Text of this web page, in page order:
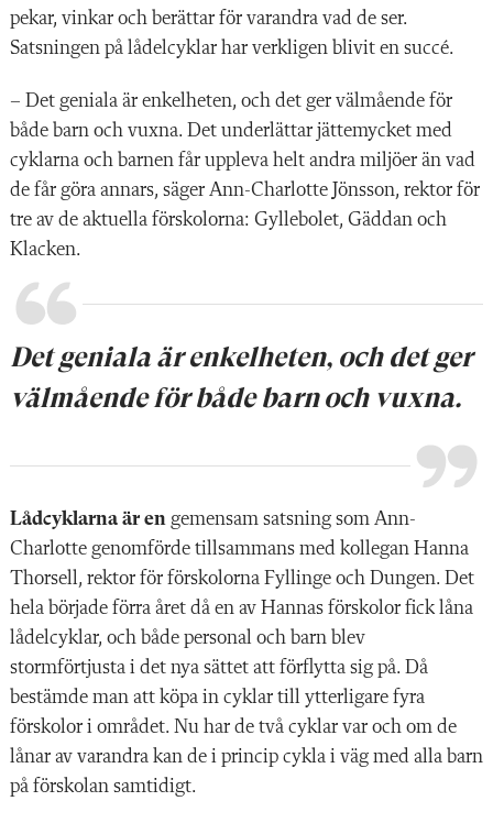
pekar, vinkar och berättar för varandra vad de ser.
Satsningen på lådelcyklar har verkligen blivit en succé.
– Det geniala är enkelheten, och det ger välmående för
både barn och vuxna. Det underlättar jättemycket med
cyklarna och barnen får uppleva helt andra miljöer än vad
de får göra annars, säger Ann-Charlotte Jönsson, rektor för
tre av de aktuella förskolorna: Gyllebolet, Gäddan och
Klacken.
Det geniala är enkelheten, och det ger
välmående för både barn och vuxna.
Lådcyklarna är en gemensam satsning som Ann-
Charlotte genomförde tillsammans med kollegan Hanna
Thorsell, rektor för förskolorna Fyllinge och Dungen. Det
hela började förra året då en av Hannas förskolor fick låna
lådelcyklar, och både personal och barn blev
stormförtjusta i det nya sättet att förflytta sig på. Då
bestämde man att köpa in cyklar till ytterligare fyra
förskolor i området. Nu har de två cyklar var och om de
lånar av varandra kan de i princip cykla i väg med alla barn
på förskolan samtidigt.